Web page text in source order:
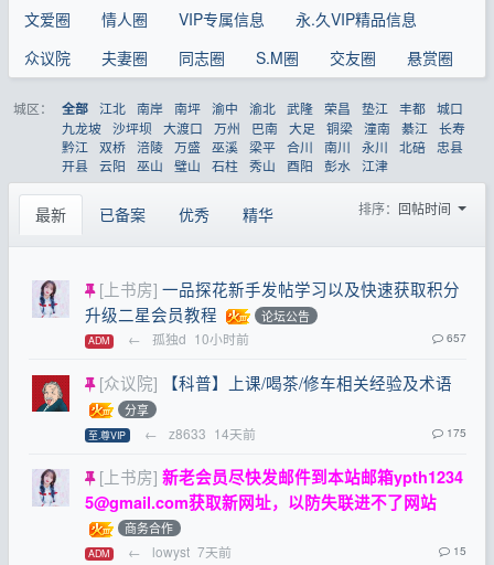
文爱圈
情人圈 VIP专属信息
永.久VIP精品信息
众议院
夫妻圈 同志圈 S.M圈 交友圈 悬赏圈
城区： 全部 江北 南岸 南坪 渝中 渝北 武隆 荣昌 垫江 丰都 城口
九龙坡 沙坪坝 大渡口 万州 巴南 大足 铜梁 潼南 綦江
长寿
黔江
双桥 涪陵 万盛 巫溪 梁平 合川 南川 永川 北碚
忠县
开县 云阳 巫山 璧山 石柱 秀山 酉阳 彭水 江津
最新 已备案 优秀 精华 排序： 回帖时间
[上书房] 一品探花新手发帖学习以及快速获取积分
升级二星会员教程
论坛公告
ADM ← 孤独d 10小时前 657
[众议院] 【科普】上课/喝茶/修车相关经验及术语
分享
至.尊VIP ← z8633 14天前 175
[上书房] 新老会员尽快发邮件到本站邮箱ypth1234
5@gmail.com获取新网址，以防失联进不了网站
商务合作
ADM ← lowyst 7天前 15